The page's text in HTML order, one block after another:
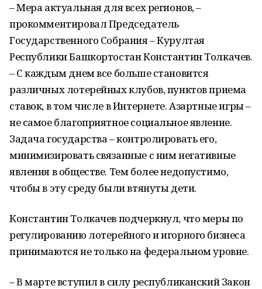
– Мера актуальная для всех регионов, –
прокомментировал Председатель
Государственного Собрания – Курултая
Республики Башкортостан Константин Толкачев.
– С каждым днем все больше становится
различных лотерейных клубов, пунктов приема
ставок, в том числе в Интернете. Азартные игры –
не самое благоприятное социальное явление.
Задача государства – контролировать его,
минимизировать связанные с ним негативные
явления в обществе. Тем более недопустимо,
чтобы в эту среду были втянуты дети.
Константин Толкачев подчеркнул, что меры по
регулированию лотерейного и игорного бизнеса
принимаются не только на федеральном уровне.
– В марте вступил в силу республиканский Закон